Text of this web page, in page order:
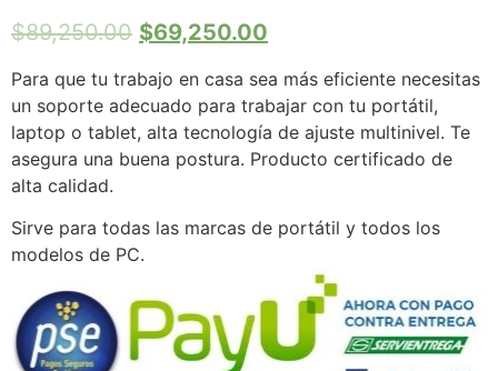
$89,250.00 $69,250.00
Para que tu trabajo en casa sea más eficiente necesitas
un soporte adecuado para trabajar con tu portátil,
laptop o tablet, alta tecnología de ajuste multinivel. Te
asegura una buena postura. Producto certificado de
alta calidad.
Sirve para todas las marcas de portátil y todos los
modelos de PC.